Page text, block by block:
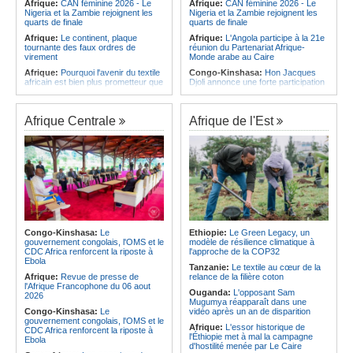
Afrique: CAN féminine 2026 - Le
Nigeria et la Zambie rejoignent les
quarts de finale
Afrique: Le continent, plaque
tournante des faux ordres de
virement
Afrique: Pourquoi l'avenir du textile
africain est bien plus prometteur que
Afrique:Les Africains en première
ligne face à la crise de la biodiversité
Afrique:L'essor historique de
l'Éthiopie met à mal la campagne
d'hostilité menée par Le Caire
Afrique:La Cour international de
justice fixe le calendrier de la
procédure engagée par la RDC
contre le Rwanda
Afrique:Visite du Président de la
République et de la Première Dame
à Yamoussoukro
Afrique:Le Forum de
l'entrepreneuriat de Sept Afrique se
veut une plateforme de mobilisation
des investissements
Afrique: CAN féminine 2026 - Le
Nigeria et la Zambie rejoignent les
quarts de finale
Afrique: L'Angola participe à la 21e
réunion du Partenariat Afrique-
Monde arabe au Caire
Congo-Kinshasa: Hon Jacques
Djoli annonce une forte participation
Angola:Le paiement échelonné
des services touristiques démarre
ce jeudi
Angola:Jiu-jitsu - Le pays
décroche une troisième médaille à
Abou Dabi
Afrique:Ju-Jitsu - La délégation
angolaise reçue par l'ambassadeur
d'Angola aux Émirats arabes unis
Angola:Une expédition automobile
favorise le tourisme à Humpata
Angola:La WAS-AC souhaite
collaborer avec le pays pour
stimuler l'aquaculture
Afrique Centrale
Congo-Kinshasa: Le
gouvernement congolais, l'OMS et le
CDC Africa renforcent la riposte à
Ebola
Afrique: Revue de presse de
l'Afrique Francophone du 06 aout
2026
Congo-Kinshasa: Le
gouvernement congolais, l'OMS et le
CDC Africa renforcent la riposte à
Ebola
Afrique de l'Est
Ethiopie: Le Green Legacy, un
modèle de résilience climatique à
l'approche de la COP32
Tanzanie: Le textile au cœur de la
relance de la filière coton
Ouganda: L'opposant Sam
Mugumya réapparaît dans une
vidéo après un an de disparition
Afrique: L'essor historique de
l'Éthiopie met à mal la campagne
d'hostilité menée par Le Caire